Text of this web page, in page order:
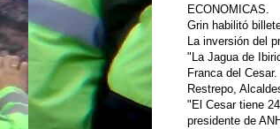
ECONOMICAS.
Grin habilitó
La inversión del
"La Jagua de
Franca del
Restrepo,
"El Cesar tiene
presidente de